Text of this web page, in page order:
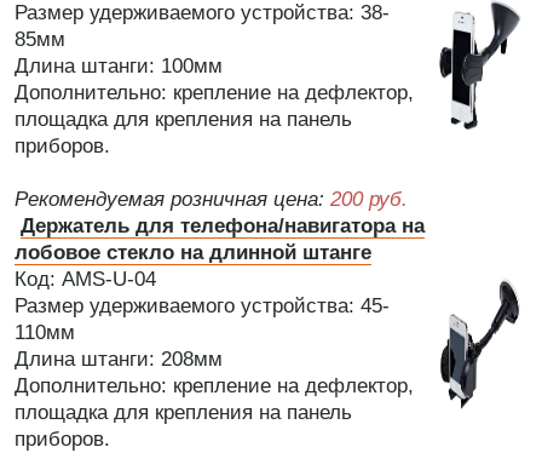
Размер удерживаемого устройства: 38-
85мм
Длина штанги: 100мм
Дополнительно: крепление на дефлектор,
площадка для крепления на панель
приборов.
Рекомендуемая розничная цена: 200 руб.
Держатель для телефона/навигатора на
лобовое стекло на длинной штанге
Код: AMS-U-04
Размер удерживаемого устройства: 45-
110мм
Длина штанги: 208мм
Дополнительно: крепление на дефлектор,
площадка для крепления на панель
приборов.